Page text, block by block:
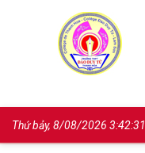
Thứ bảy, 8/08/2026 3:42:32